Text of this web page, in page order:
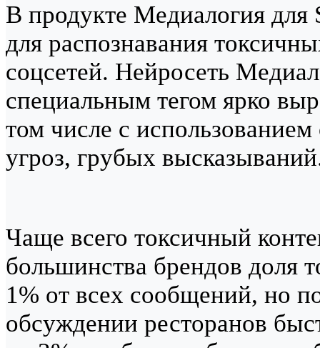
В продукте Медиалогия для
для распознавания
соцсетей. Нейросеть
специальным тегом ярко
том числе с
угроз, грубых
Чаще всего токсичный
большинства брендов доля
1% от всех сообщений, но
обсуждении ресторанов